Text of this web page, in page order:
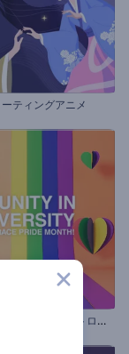
ーティングアニメ
レ
インボー・プライドのイントロ動画